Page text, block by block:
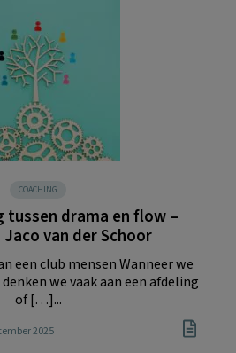
COACHING
tussen drama en flow –
Jaco van der Schoor
een club mensen Wanneer we
we vaak aan een afdeling
of […]...
2025